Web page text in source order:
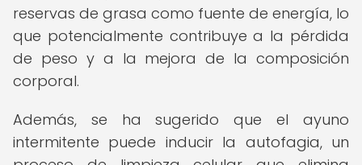
reservas de grasa como fuente de energía, lo
que potencialmente contribuye a la pérdida
de peso y a la mejora de la composición
corporal.
Además, se ha sugerido que el ayuno
intermitente puede inducir la autofagia, un